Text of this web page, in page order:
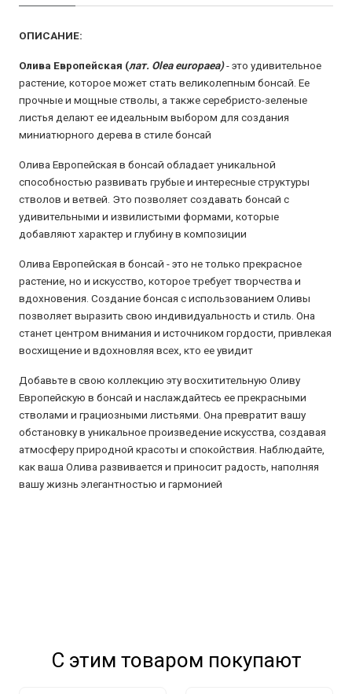
ОПИСАНИЕ:
Олива Европейская (лат. Olea europaea)- это удивительное
растение, которое может стать великолепным бонсай. Ее
прочные и мощные стволы, а также серебристо-зеленые
листья делают ее идеальным выбором для создания
миниатюрного дерева в стиле бонсай
Олива Европейская в бонсай обладает уникальной
способностью развивать грубые и интересные структуры
стволов и ветвей. Это позволяет создавать бонсай с
удивительными и извилистыми формами, которые
добавляют характер и глубину в композиции
Олива Европейская в бонсай - это не только прекрасное
растение, но и искусство, которое требует творчества и
вдохновения. Создание бонсая с использованием Оливы
позволяет выразить свою индивидуальность и стиль. Она
станет центром внимания и источником гордости, привлекая
восхищение и вдохновляя всех, кто ее увидит
Добавьте в свою коллекцию эту восхитительную Оливу
Европейскую в бонсай и наслаждайтесь ее прекрасными
стволами и грациозными листьями. Она превратит вашу
обстановку в уникальное произведение искусства, создавая
атмосферу природной красоты и спокойствия. Наблюдайте,
как ваша Олива развивается и приносит радость, наполняя
вашу жизнь элегантностью и гармонией
С этим товаром покупают